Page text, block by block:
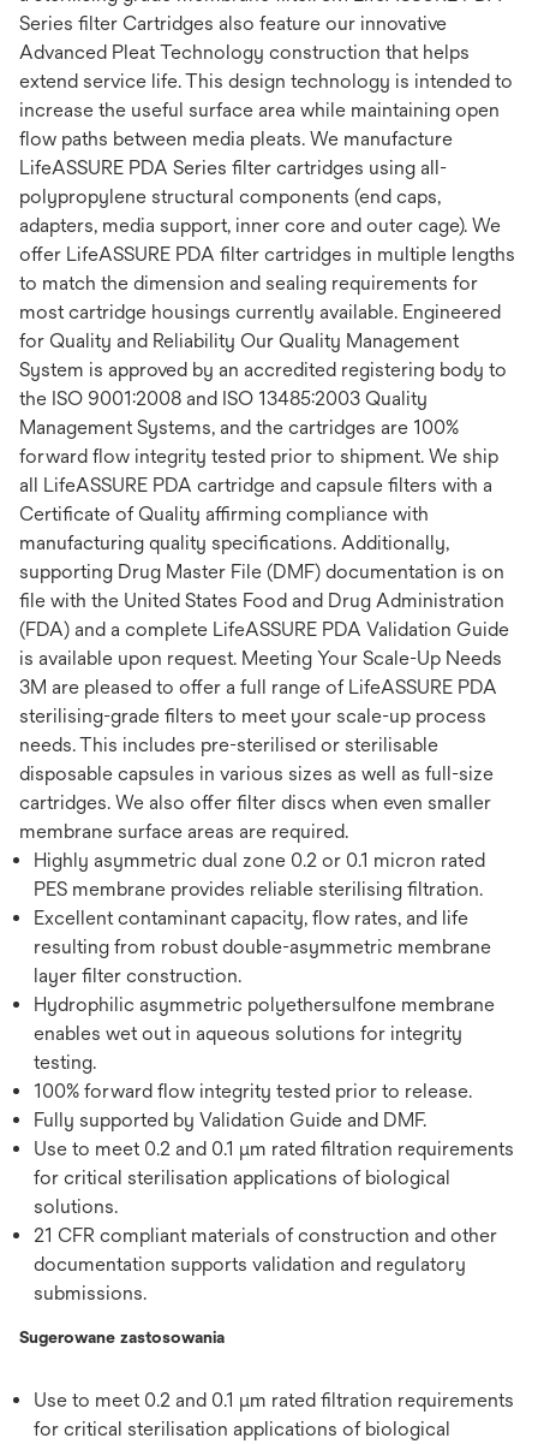
Series filter Cartridges also feature our innovative
Advanced Pleat Technology construction that helps
extend service life. This design technology is intended to
increase the useful surface area while maintaining open
flow paths between media pleats. We manufacture
LifeASSURE PDA Series filter cartridges using all-
polypropylene structural components (end caps,
adapters, media support, inner core and outer cage). We
offer LifeASSURE PDA filter cartridges in multiple lengths
to match the dimension and sealing requirements for
most cartridge housings currently available. Engineered
for Quality and Reliability Our Quality Management
System is approved by an accredited registering body to
the ISO 9001:2008 and ISO 13485:2003 Quality
Management Systems, and the cartridges are 100%
forward flow integrity tested prior to shipment. We ship
all LifeASSURE PDA cartridge and capsule filters with a
Certificate of Quality affirming compliance with
manufacturing quality specifications. Additionally,
supporting Drug Master File (DMF) documentation is on
file with the United States Food and Drug Administration
(FDA) and a complete LifeASSURE PDA Validation Guide
is available upon request. Meeting Your Scale-Up Needs
3M are pleased to offer a full range of LifeASSURE PDA
sterilising-grade filters to meet your scale-up process
needs. This includes pre-sterilised or sterilisable
disposable capsules in various sizes as well as full-size
cartridges. We also offer filter discs when even smaller
membrane surface areas are required.
Highly asymmetric dual zone 0.2 or 0.1 micron rated
PES membrane provides reliable sterilising filtration.
Excellent contaminant capacity, flow rates, and life
resulting from robust double-asymmetric membrane
layer filter construction.
Hydrophilic asymmetric polyethersulfone membrane
enables wet out in aqueous solutions for integrity
testing.
100% forward flow integrity tested prior to release.
Fully supported by Validation Guide and DMF.
Use to meet 0.2 and 0.1 μm rated filtration requirements
for critical sterilisation applications of biological
solutions.
21 CFR compliant materials of construction and other
documentation supports validation and regulatory
submissions.
Sugerowane zastosowania
Use to meet 0.2 and 0.1 μm rated filtration requirements
for critical sterilisation applications of biological